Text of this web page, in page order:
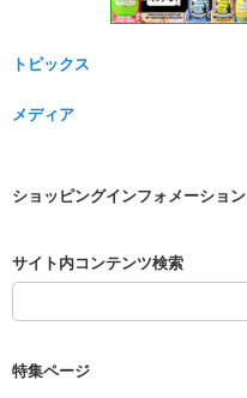
トピックス
メディア
ショッピングインフォメーション
サイト内コンテンツ検索
特集ページ